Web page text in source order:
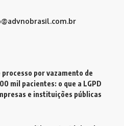
processo por vazamento de
mil pacientes: o que a LGPD
e instituições públicas